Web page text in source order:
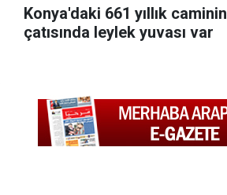
Konya'daki 661 yıllık caminin
çatısında leylek yuvası var